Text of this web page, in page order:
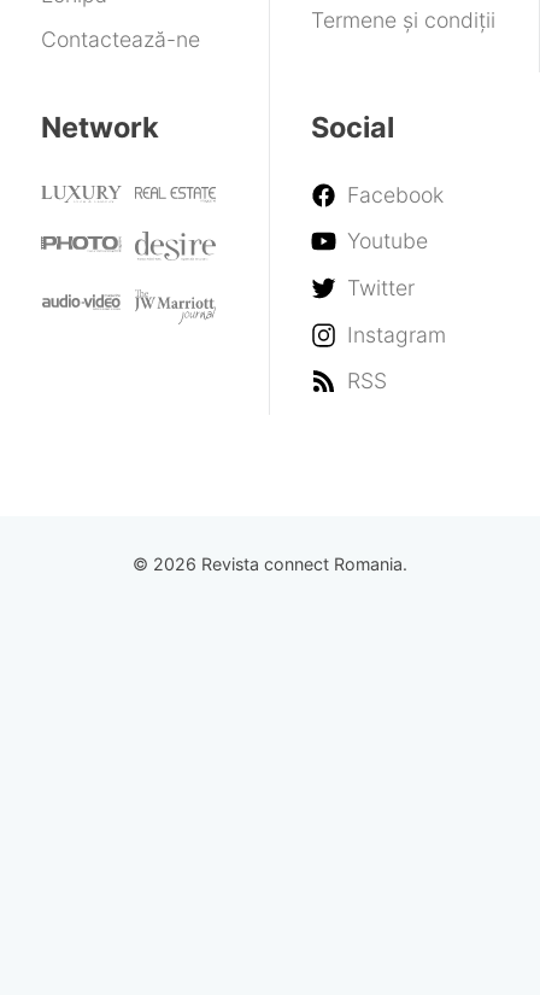
Contactează-ne
Termene și condiții
Network Social
Facebook
Youtube
Twitter
Instagram
RSS
© 2026 Revista connect Romania.